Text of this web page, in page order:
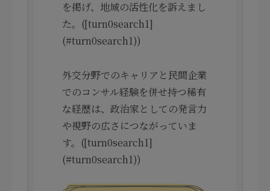
を掲げ、地域の活性化を訴えまし
た。([turn0search1]
(#turn0search1))
外交分野でのキャリアと民間企業
でのコンサル経験を併せ持つ稀有
な経歴は、政治家としての発言力
や視野の広さにつながっていま
す。([turn0search1]
(#turn0search1))